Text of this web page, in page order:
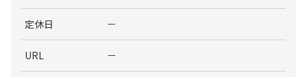
定休日 －
URL －